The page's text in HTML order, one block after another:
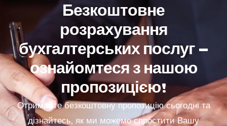
Безкоштовне
розрахування
бухгалтерських послуг –
ознайомтеся з нашою
пропозицією!
Отримайте безкоштовну пропозицію сьогодні та
дізнайтесь, як ми можемо спростити Вашу